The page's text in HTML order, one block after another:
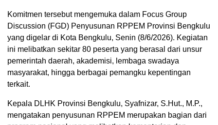
Komitmen tersebut mengemuka dalam Focus Group
Discussion (FGD) Penyusunan RPPEM Provinsi Bengkulu
yang digelar di Kota Bengkulu, Senin (8/6/2026). Kegiatan
ini melibatkan sekitar 80 peserta yang berasal dari unsur
pemerintah daerah, akademisi, lembaga swadaya
masyarakat, hingga berbagai pemangku kepentingan
terkait.
Kepala DLHK Provinsi Bengkulu, Syafnizar, S.Hut., M.P.,
mengatakan penyusunan RPPEM merupakan bagian dari